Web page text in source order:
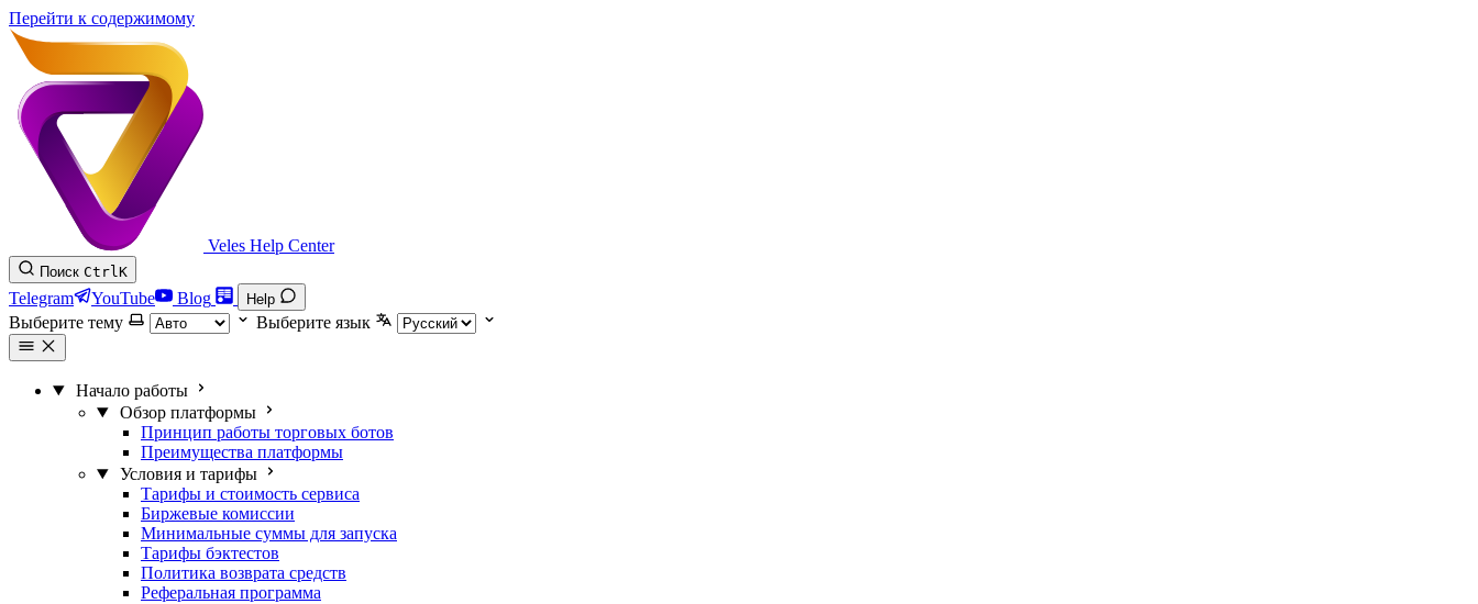
Перейти к содержимому
Veles Help Center
Поиск CtrlK
Telegram YouTube Blog Help
Выберите тему Выберите язык
Начало работы
Обзор платформы
Принцип работы торговых ботов
Преимущества платформы
Условия и тарифы
Тарифы и стоимость сервиса
Биржевые комиссии
Минимальные суммы для запуска
Тарифы бэктестов
Политика возврата средств
Реферальная программа